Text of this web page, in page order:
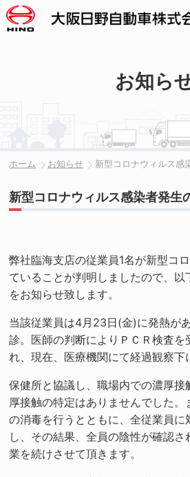
お知ら
ホーム お知らせ 新型コロナウィルス感
新型コロナウィルス感染者発生
弊社臨海支店の従業員1名が新型コ
ていることが判明しましたので、
をお知らせ致します。
当該従業員は4月23日(金)に発熱が
診。医師の判断によりＰＣＲ検査を
れ、現在、医療機関にて経過観察下
保健所と協議し、職場内での濃厚接
厚接触の特定はありませんでした
の消毒を行うとともに、全従業員
し、その結果、全員の陰性が確認
業を続けさせて頂きます。